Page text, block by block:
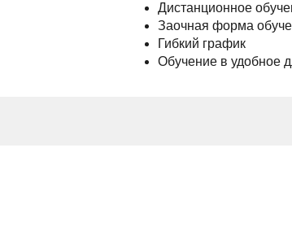
Дистанционное
Заочная форма
Гибкий график
Обучение в удобное